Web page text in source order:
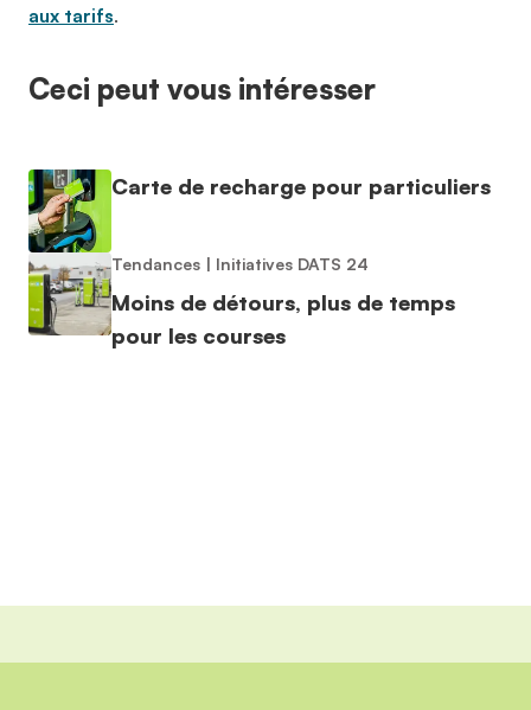
aux tarifs.
Ceci peut vous intéresser
Carte de recharge pour particuliers
Tendances | Initiatives DATS 24
Moins de détours, plus de temps
pour les courses